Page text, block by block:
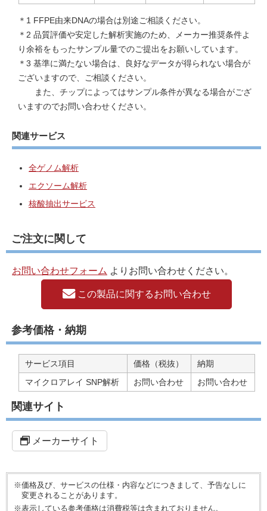
＊1 FFPE由来DNAの場合は別途ご相談ください。
＊2 品質評価や安定した解析実施のため、メーカー推奨条件よ
り余裕をもったサンプル量でのご提出をお願いしています。
＊3 基準に満たない場合は、良好なデータが得られない場合が
ございますので、ご相談ください。
また、チップによってはサンプル条件が異なる場合がござ
いますのでお問い合わせください。
関連サービス
全ゲノム解析
エクソーム解析
核酸抽出サービス
ご注文に関して
お問い合わせフォーム よりお問い合わせください。
この製品に関するお問い合わせ
参考価格・納期
サービス項目 価格（税抜）
納期
マイクロアレイ SNP解析
お問い合わせ お問い合わせ
関連サイト
メーカーサイト
※価格及び、サービスの仕様・内容などにつきまして、予告なしに
変更されることがあります。
※表示している参考価格は消費税等は含まれておりません。